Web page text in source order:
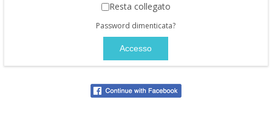
Resta collegato
Password dimenticata?